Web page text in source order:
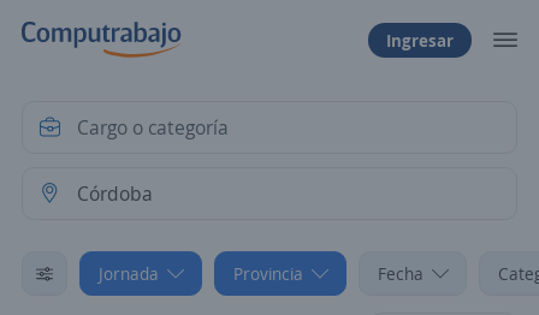
Ingresar
Jornada Provincia Fecha